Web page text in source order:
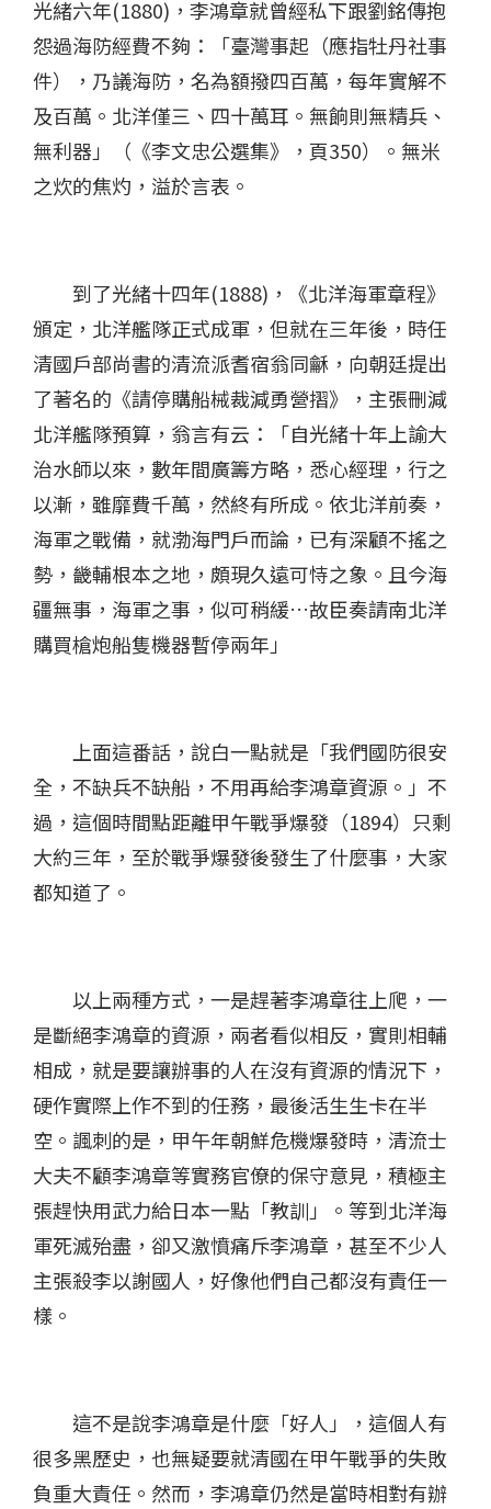
光緒六年(1880)，李鴻章就曾經私下跟劉銘傳抱
怨過海防經費不夠：「臺灣事起（應指牡丹社事
件），乃議海防，名為額撥四百萬，每年實解不
及百萬。北洋僅三、四十萬耳。無餉則無精兵、
無利器」（《李文忠公選集》，頁350）。無米
之炊的焦灼，溢於言表。
到了光緒十四年(1888)，《北洋海軍章程》
頒定，北洋艦隊正式成軍，但就在三年後，時任
清國戶部尚書的清流派耆宿翁同龢，向朝廷提出
了著名的《請停購船械裁減勇營摺》，主張刪減
北洋艦隊預算，翁言有云：「自光緒十年上諭大
治水師以來，數年間廣籌方略，悉心經理，行之
以漸，雖靡費千萬，然終有所成。依北洋前奏，
海軍之戰備，就渤海門戶而論，已有深顧不搖之
勢，畿輔根本之地，頗現久遠可恃之象。且今海
疆無事，海軍之事，似可稍緩…故臣奏請南北洋
購買槍炮船隻機器暫停兩年」
上面這番話，說白一點就是「我們國防很安
全，不缺兵不缺船，不用再給李鴻章資源。」不
過，這個時間點距離甲午戰爭爆發（1894）只剩
大約三年，至於戰爭爆發後發生了什麼事，大家
都知道了。
以上兩種方式，一是趕著李鴻章往上爬，一
是斷絕李鴻章的資源，兩者看似相反，實則相輔
相成，就是要讓辦事的人在沒有資源的情況下，
硬作實際上作不到的任務，最後活生生卡在半
空。諷刺的是，甲午年朝鮮危機爆發時，清流士
大夫不顧李鴻章等實務官僚的保守意見，積極主
張趕快用武力給日本一點「教訓」。等到北洋海
軍死滅殆盡，卻又激憤痛斥李鴻章，甚至不少人
主張殺李以謝國人，好像他們自己都沒有責任一
樣。
這不是說李鴻章是什麼「好人」，這個人有
很多黑歷史，也無疑要就清國在甲午戰爭的失敗
負重大責任。然而，李鴻章仍然是當時相對有辦